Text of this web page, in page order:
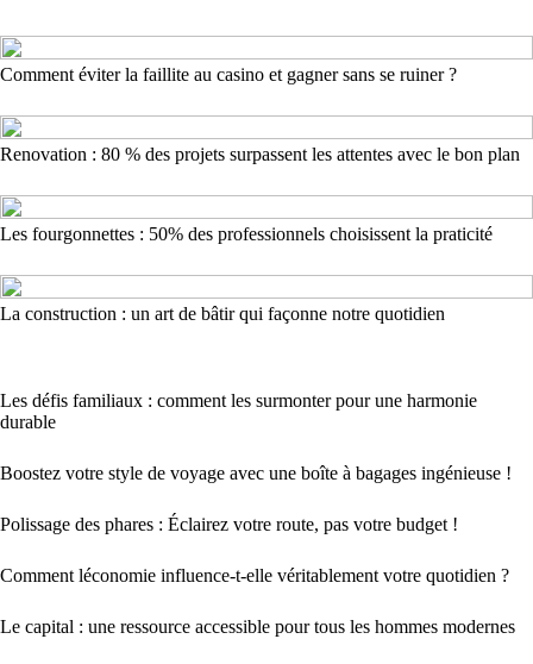
Comment éviter la faillite au casino et gagner sans se ruiner ?
Renovation : 80 % des projets surpassent les attentes avec le bon plan
Les fourgonnettes : 50% des professionnels choisissent la praticité
La construction : un art de bâtir qui façonne notre quotidien
Les défis familiaux : comment les surmonter pour une harmonie
durable
Boostez votre style de voyage avec une boîte à bagages ingénieuse !
Polissage des phares : Éclairez votre route, pas votre budget !
Comment léconomie influence-t-elle véritablement votre quotidien ?
Le capital : une ressource accessible pour tous les hommes modernes